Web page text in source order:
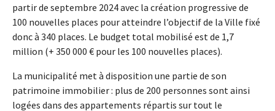
partir de septembre 2024 avec la création progressive de
100 nouvelles places pour atteindre l’objectif de la Ville fixé
donc à 340 places. Le budget total mobilisé est de 1,7
million (+ 350 000 € pour les 100 nouvelles places).
La municipalité met à disposition une partie de son
patrimoine immobilier : plus de 200 personnes sont ainsi
logées dans des appartements répartis sur tout le